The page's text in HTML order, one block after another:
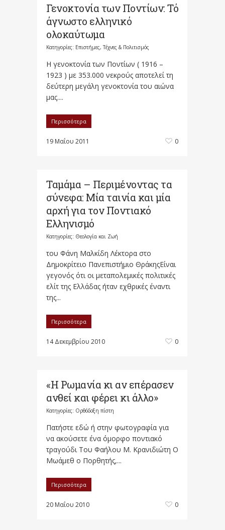
Γενοκτονία των Ποντίων: Τό
άγνωστο ελληνικό
ολοκαύτωμα
Κατηγορίες: Επιστήμες, Τέχνες & Πολιτισμός
Η γενοκτονία των Ποντίων ( 1916 –
1923 ) με 353.000 νεκρούς αποτελεί τη
δεύτερη μεγάλη γενοκτονία του αιώνα
μας....
Περισσότερα
19 Μαΐου 2011 0
Ταμάμα – Περιμένοντας τα
σύνεφα: Μία ταινία και μία
αρχή για τον Ποντιακό
Ελληνισμό
Κατηγορίες: Θεολογία και Ζωή
του Φάνη Μαλκίδη Λέκτορα στο
Δημοκρίτειο Πανεπιστήμιο ΘράκηςΕίναι
γεγονός ότι οι μεταπολεμικές πολιτικές
ελίτ της Ελλάδας ήταν εχθρικές έναντι
της...
Περισσότερα
14 Δεκεμβρίου 2010 0
«Η Ρωμανία κι αν επέρασεν
ανθεί και φέρει κι άλλο»
Κατηγορίες: Ορθόδοξη πίστη
Πατήστε εδώ ή στην φωτογραφία για
να ακούσετε ένα όμορφο ποντιακό
τραγούδι Του Φαήλου Μ. Κρανιδιώτη Ο
Μωάμεθ ο Πορθητής,...
Περισσότερα
20 Μαΐου 2010 0